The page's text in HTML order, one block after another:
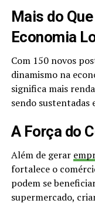
Mais do
Economia
Com 150 novos
dinamismo na
significa mais
sendo sustentadas
A Força do
Além de gerar
fortalece o
podem se
supermercado,